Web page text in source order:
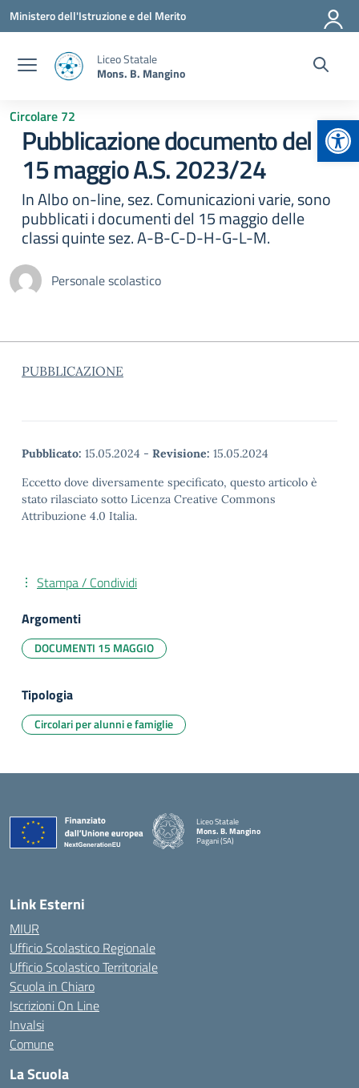
Vai ai contenuti
Vai al menu di navigazione
Vai al footer
Ministero dell'Istruzione e del Merito
Liceo Statale
Mons. B. Mangino
Circolare 72
Pubblicazione documento del
15 maggio A.S. 2023/24
In Albo on-line, sez. Comunicazioni varie, sono
pubblicati i documenti del 15 maggio delle
classi quinte sez. A-B-C-D-H-G-L-M.
Personale scolastico
PUBBLICAZIONE
Pubblicato: 15.05.2024 - Revisione: 15.05.2024
Eccetto dove diversamente specificato, questo articolo è
stato rilasciato sotto Licenza Creative Commons
Attribuzione 4.0 Italia.
Stampa / Condividi
Argomenti
DOCUMENTI 15 MAGGIO
Tipologia
Circolari per alunni e famiglie
Liceo Statale
Mons. B. Mangino
Pagani (SA)
— Visita la pagina iniziale della scuola
Link Esterni
MIUR
Ufficio Scolastico Regionale
Ufficio Scolastico Territoriale
Scuola in Chiaro
Iscrizioni On Line
Invalsi
Comune
La Scuola